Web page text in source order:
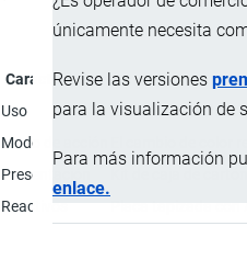
únicamente necesita
Revise las versiones
para la visualización de
Para más información
enlace.
Característica
Uso
El kit esta diseñado
Modo de acción
Presentación
Reactivos